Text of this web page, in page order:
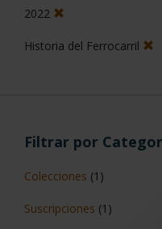
2022
Historia del Ferrocarril
Filtrar por
Colecciones (1)
Suscripciones (1)